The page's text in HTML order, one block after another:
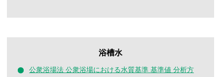
浴槽水
公衆浴場法 公衆浴場における水質基準 基準値 分析方